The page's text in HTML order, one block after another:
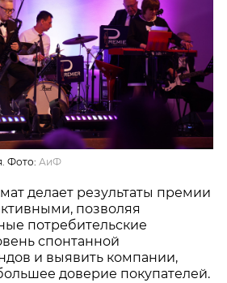
Фото:АиФ
делает результаты премии
позволяя
потребительские
спонтанной
и выявить компании,
доверие покупателей.